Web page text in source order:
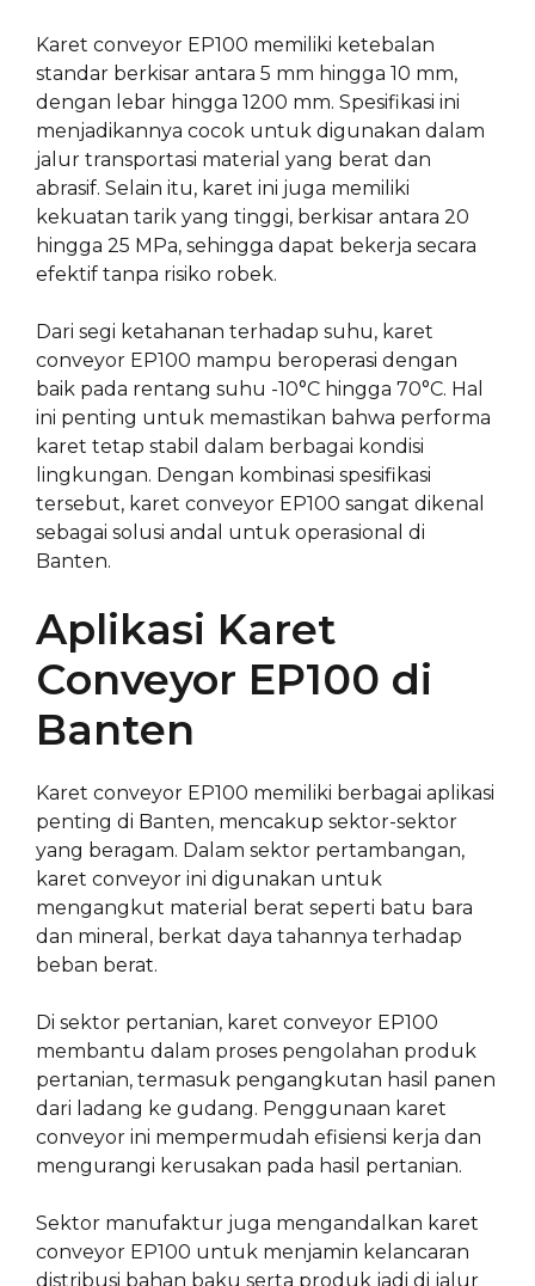
Karet conveyor EP100 memiliki ketebalan
standar berkisar antara 5 mm hingga 10 mm,
dengan lebar hingga 1200 mm. Spesifikasi ini
menjadikannya cocok untuk digunakan dalam
jalur transportasi material yang berat dan
abrasif. Selain itu, karet ini juga memiliki
kekuatan tarik yang tinggi, berkisar antara 20
hingga 25 MPa, sehingga dapat bekerja secara
efektif tanpa risiko robek.
Dari segi ketahanan terhadap suhu, karet
conveyor EP100 mampu beroperasi dengan
baik pada rentang suhu -10°C hingga 70°C. Hal
ini penting untuk memastikan bahwa performa
karet tetap stabil dalam berbagai kondisi
lingkungan. Dengan kombinasi spesifikasi
tersebut, karet conveyor EP100 sangat dikenal
sebagai solusi andal untuk operasional di
Banten.
Aplikasi Karet
Conveyor EP100 di
Banten
Karet conveyor EP100 memiliki berbagai aplikasi
penting di Banten, mencakup sektor-sektor
yang beragam. Dalam sektor pertambangan,
karet conveyor ini digunakan untuk
mengangkut material berat seperti batu bara
dan mineral, berkat daya tahannya terhadap
beban berat.
Di sektor pertanian, karet conveyor EP100
membantu dalam proses pengolahan produk
pertanian, termasuk pengangkutan hasil panen
dari ladang ke gudang. Penggunaan karet
conveyor ini mempermudah efisiensi kerja dan
mengurangi kerusakan pada hasil pertanian.
Sektor manufaktur juga mengandalkan karet
conveyor EP100 untuk menjamin kelancaran
distribusi bahan baku serta produk jadi di jalur